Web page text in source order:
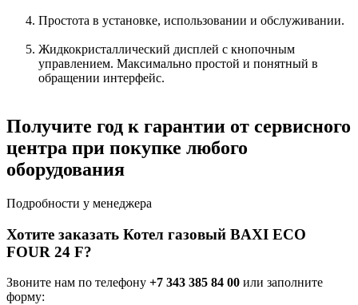
Простота в установке, использовании и обслуживании.
Жидкокристаллический дисплей с кнопочным
управлением. Максимально простой и понятный в
обращении интерфейс.
Получите год к гарантии от сервисного
центра при покупке любого
оборудования
Подробности у менеджера
Хотите заказать Котел газовый BAXI ECO
FOUR 24 F?
Звоните нам по телефону +7 343 385 84 00 или заполните
форму: